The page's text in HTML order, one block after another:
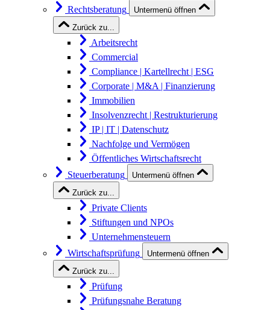
Rechtsberatung
Untermenü öffnen
Zurück zu...
Arbeitsrecht
Commercial
Compliance | Kartellrecht | ESG
Corporate | M&A | Finanzierung
Immobilien
Insolvenzrecht | Restrukturierung
IP | IT | Datenschutz
Nachfolge und Vermögen
Öffentliches Wirtschaftsrecht
Steuerberatung
Untermenü öffnen
Zurück zu...
Private Clients
Stiftungen und NPOs
Unternehmensteuern
Wirtschaftsprüfung
Untermenü öffnen
Zurück zu...
Prüfung
Prüfungsnahe Beratung